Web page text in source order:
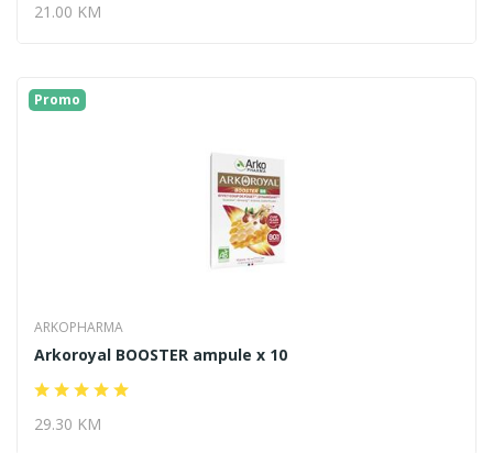
21.00 KM
Promo
ARKOPHARMA
Arkoroyal BOOSTER ampule x 10
29.30 KM